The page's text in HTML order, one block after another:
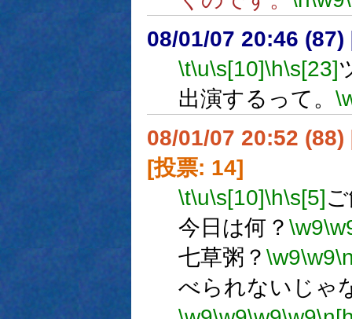
08/01/07 20:46 (87)
\t\u\s[10]\h\s[23]
出演するって。
08/01/07 20:52 (88)
[投票: 14]
\t\u\s[10]\h\s[5]
今日は何？ \w9
七草粥？ \w9\w9
べられないじゃ